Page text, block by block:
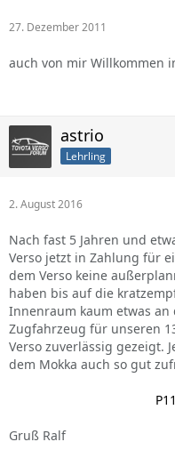
27. Dezember 2011
auch von mir Willkommen
astrio
Lehrling
2. August 2016
Nach fast 5 Jahren und
Verso jetzt in Zahlung für
dem Verso keine
haben bis auf die
Innenraum kaum etwas an
Zugfahrzeug für unseren
Verso zuverlässig gezeigt.
dem Mokka auch so gut
Gruß Ralf